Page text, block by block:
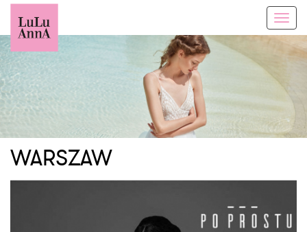
WARSZAW